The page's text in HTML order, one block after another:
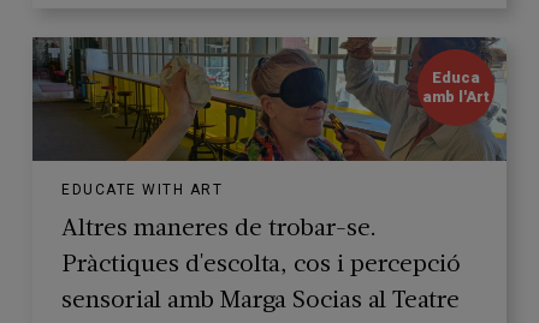
Educa
amb l'Art
EDUCATE WITH ART
Altres maneres de trobar-se.
Pràctiques d'escolta, cos i percepció
sensorial amb Marga Socias al Teatre